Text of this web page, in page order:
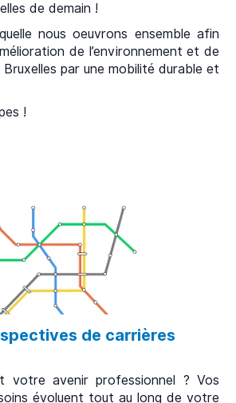
de demain !
nous oeuvrons ensemble afin
de l’environnement et de
par une mobilité durable et
!
de carrières
votre avenir professionnel ? Vos
évoluent tout au long de votre